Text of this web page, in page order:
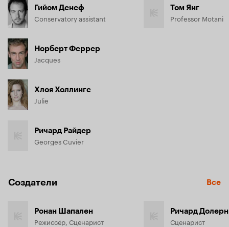
Гийом Денеф
Conservatory assistant
Норберт Феррер
Jacques
Хлоя Холлингс
Julie
Ричард Райдер
Georges Cuvier
Том Янг
Professor Motani
Создатели Все
Ронан Шапален
Режиссёр, Сценарист
Ричард Долерн
Сценарист